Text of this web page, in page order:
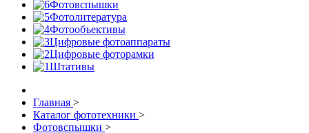
Фотовспышки
Фотолитература
Фотообъективы
Цифровые фотоаппараты
Цифровые фоторамки
Штативы
Главная >
Каталог фототехники >
Фотовспышки >